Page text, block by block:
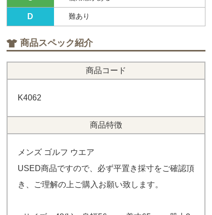
D 難あり
商品スペック紹介
商品コード
K4062
商品特徴
メンズ ゴルフ ウエア
USED商品ですので、必ず平置き採寸をご確認頂
き、ご理解の上ご購入お願い致します。